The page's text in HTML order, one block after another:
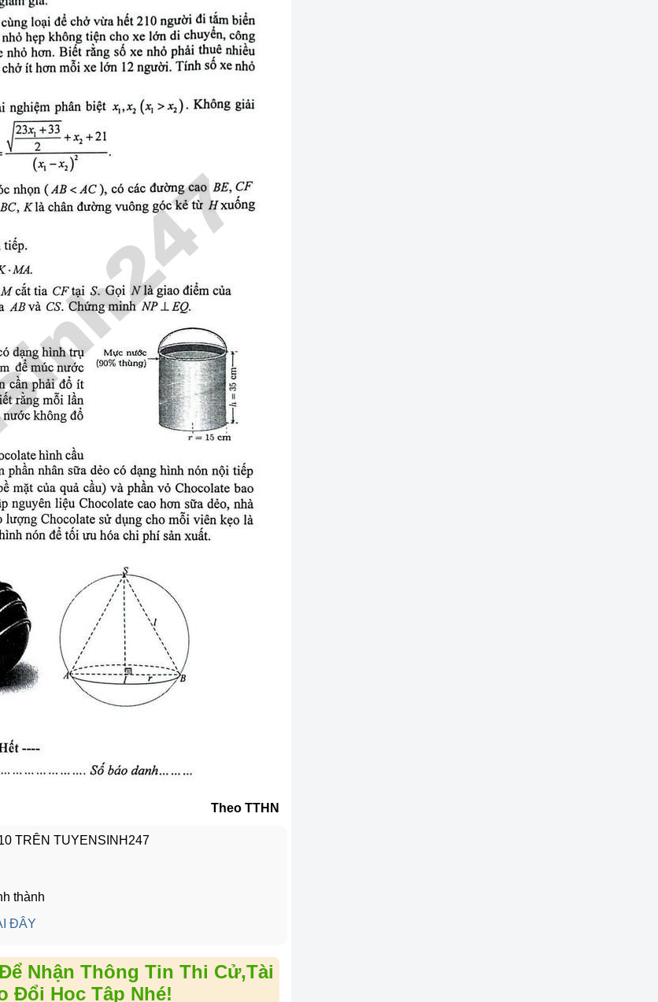
Theo TTHN
TRÊN TUYENSINH247
thành
ĐÂY
Nhận Thông Tin Thi Cử,Tài
Đổi Học Tập Nhé!